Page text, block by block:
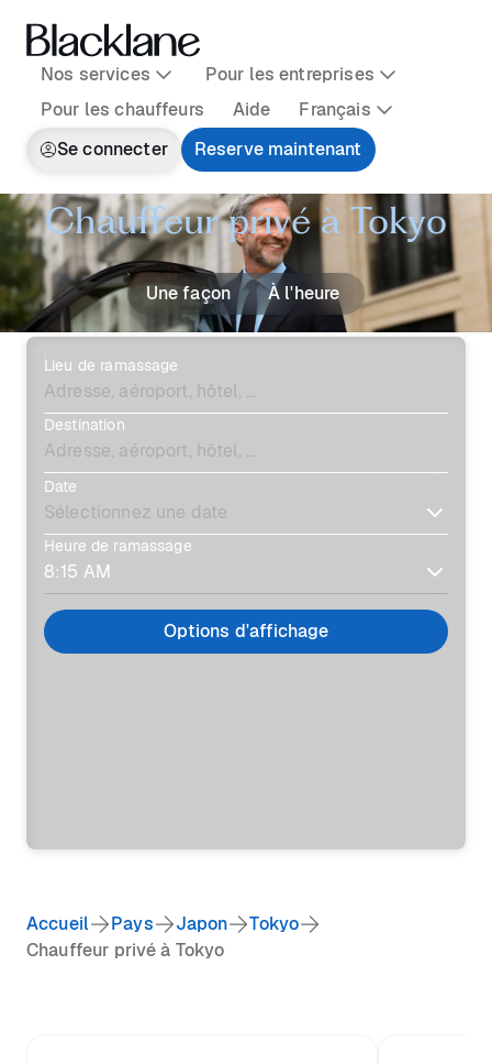
Nos services
Pour les entreprises
Pour les chauffeurs
Aide
Français
Se connecter
Reserve maintenant
Chauffeur privé à Tokyo
Une façon À l'heure
Lieu de ramassage
Destination
Date
Heure de ramassage
Options d'affichage
Accueil Pays Japon
Tokyo
Chauffeur privé à Tokyo